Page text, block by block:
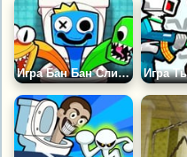
Игра Бан Бан Слияние: Скибиди Мутация